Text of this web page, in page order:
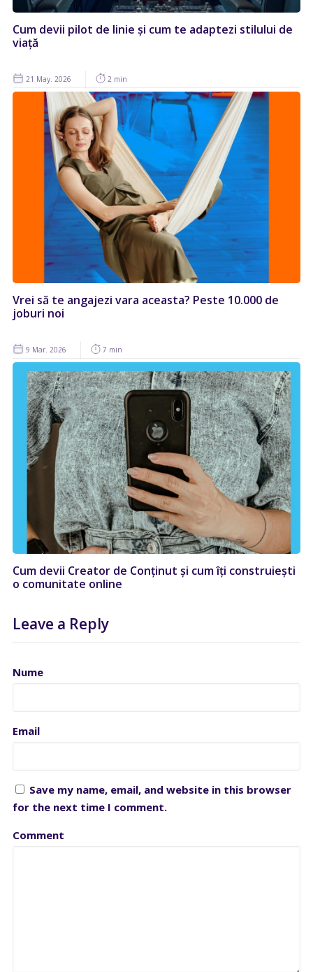
Cum devii pilot de linie și cum te adaptezi stilului de
viață
21 May. 2026 2 min
Vrei să te angajezi vara aceasta? Peste 10.000 de
joburi noi
9 Mar. 2026 7 min
Cum devii Creator de Conținut și cum îți construiești
o comunitate online
Leave a Reply
Nume
Email
Save my name, email, and website in this browser
for the next time I comment.
Comment